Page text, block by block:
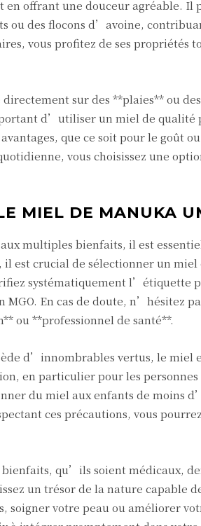
offrant une douceur agréable. Il
ou des flocons d’avoine,
vous profitez de ses propriétés
sur des **plaies** ou
d’utiliser un miel de qualité
que ce soit pour le goût
vous choisissez une
MIEL DE MANUKA
multiples bienfaits, il est
est crucial de sélectionner un miel
systématiquement l’étiquette
En cas de doute, n’hésitez
ou **professionnel de santé**.
d’innombrables vertus, le miel
en particulier pour les
du miel aux enfants de moins
ces précautions, vous
bienfaits, qu’ils soient médicaux,
un trésor de la nature capable
soigner votre peau ou améliorer